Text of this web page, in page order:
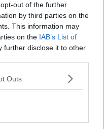
out of the further
by third parties on the
This information may
on the IAB’s List of
further disclose it to other
Outs
di Arezzo